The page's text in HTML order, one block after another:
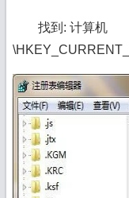
找到: 计算机